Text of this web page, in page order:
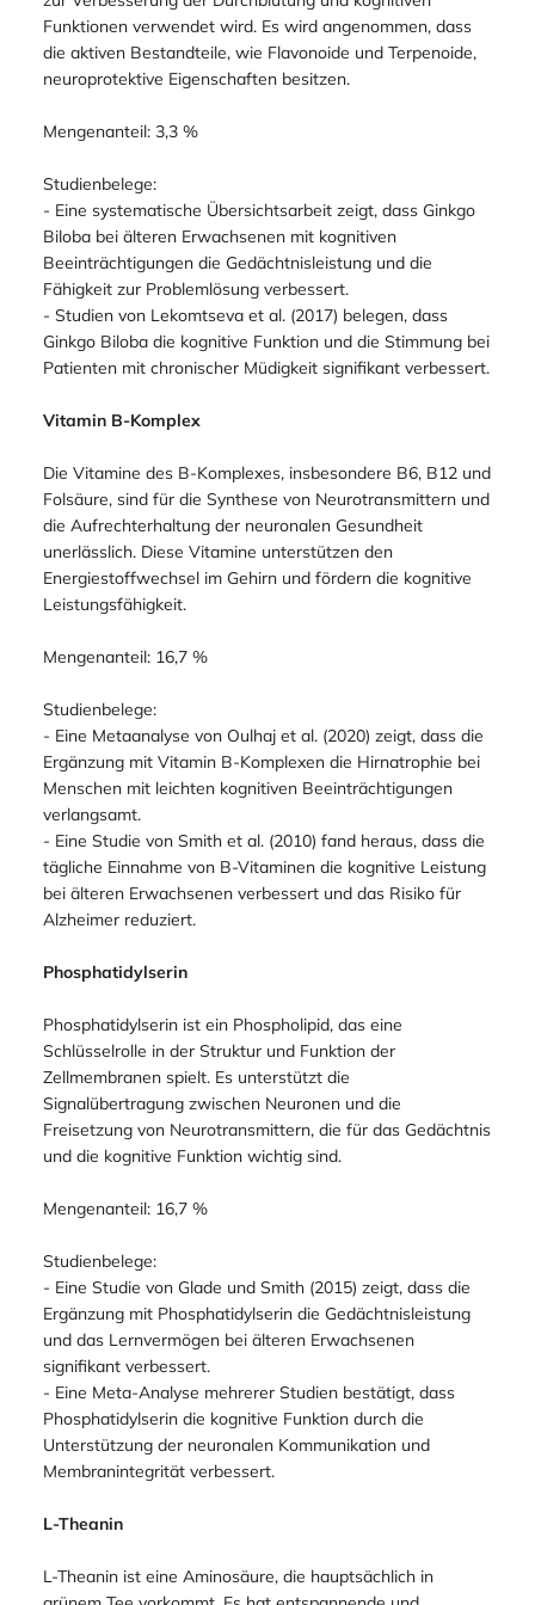
Funktionen verwendet wird. Es wird angenommen, dass
die aktiven Bestandteile, wie Flavonoide und Terpenoide,
neuroprotektive Eigenschaften besitzen.
Mengenanteil: 3,3 %
Studienbelege:
- Eine systematische Übersichtsarbeit zeigt, dass Ginkgo
Biloba bei älteren Erwachsenen mit kognitiven
Beeinträchtigungen die Gedächtnisleistung und die
Fähigkeit zur Problemlösung verbessert.
- Studien von Lekomtseva et al. (2017) belegen, dass
Ginkgo Biloba die kognitive Funktion und die Stimmung bei
Patienten mit chronischer Müdigkeit signifikant verbessert.
Vitamin B-Komplex
Die Vitamine des B-Komplexes, insbesondere B6, B12 und
Folsäure, sind für die Synthese von Neurotransmittern und
die Aufrechterhaltung der neuronalen Gesundheit
unerlässlich. Diese Vitamine unterstützen den
Energiestoffwechsel im Gehirn und fördern die kognitive
Leistungsfähigkeit.
Mengenanteil: 16,7 %
Studienbelege:
- Eine Metaanalyse von Oulhaj et al. (2020) zeigt, dass die
Ergänzung mit Vitamin B-Komplexen die Hirnatrophie bei
Menschen mit leichten kognitiven Beeinträchtigungen
verlangsamt.
- Eine Studie von Smith et al. (2010) fand heraus, dass die
tägliche Einnahme von B-Vitaminen die kognitive Leistung
bei älteren Erwachsenen verbessert und das Risiko für
Alzheimer reduziert.
Phosphatidylserin
Phosphatidylserin ist ein Phospholipid, das eine
Schlüsselrolle in der Struktur und Funktion der
Zellmembranen spielt. Es unterstützt die
Signalübertragung zwischen Neuronen und die
Freisetzung von Neurotransmittern, die für das Gedächtnis
und die kognitive Funktion wichtig sind.
Mengenanteil: 16,7 %
Studienbelege:
- Eine Studie von Glade und Smith (2015) zeigt, dass die
Ergänzung mit Phosphatidylserin die Gedächtnisleistung
und das Lernvermögen bei älteren Erwachsenen
signifikant verbessert.
- Eine Meta-Analyse mehrerer Studien bestätigt, dass
Phosphatidylserin die kognitive Funktion durch die
Unterstützung der neuronalen Kommunikation und
Membranintegrität verbessert.
L-Theanin
L-Theanin ist eine Aminosäure, die hauptsächlich in